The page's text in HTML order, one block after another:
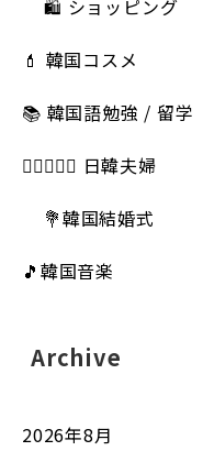
🛍️ ショッピング
💄 韓国コスメ
📚 韓国語勉強 / 留学
👩🏻‍❤️‍👨🏻 日韓夫婦
💐韓国結婚式
🎵韓国音楽
Archive
2026年8月